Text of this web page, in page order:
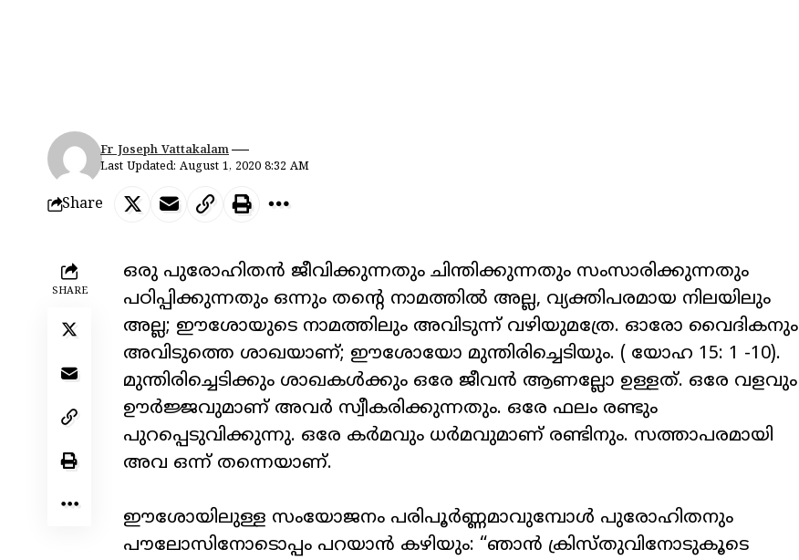
Last Updated: August 1, 2020 8:32 AM
Fr Joseph Vattakalam
Share
SHARE
ഒരു പുരോഹിതൻ ജീവിക്കുന്നതും ചിന്തിക്കുന്നതും സംസാരിക്കുന്നതും
പഠിപ്പിക്കുന്നതും ഒന്നും തന്റെ നാമത്തിൽ അല്ല, വ്യക്തിപരമായ നിലയിലും
അല്ല; ഈശോയുടെ നാമത്തിലും അവിടുന്ന് വഴിയുമത്രേ. ഓരോ വൈദികനും
അവിടുത്തെ ശാഖയാണ്; ഈശോയോ മുന്തിരിച്ചെടിയും. ( യോഹ 15: 1 -10).
മുന്തിരിച്ചെടിക്കും ശാഖകൾക്കും ഒരേ ജീവൻ ആണല്ലോ ഉള്ളത്. ഒരേ വളവും
ഊർജ്ജവുമാണ് അവർ സ്വീകരിക്കുന്നതും. ഒരേ ഫലം രണ്ടും
പുറപ്പെടുവിക്കുന്നു. ഒരേ കർമവും ധർമവുമാണ് രണ്ടിനും. സത്താപരമായി
അവ ഒന്ന് തന്നെയാണ്.
ഈശോയിലുള്ള സംയോജനം പരിപൂർണ്ണമാവുമ്പോൾ പുരോഹിതനും
പൗലോസിനോടൊപ്പം പറയാൻ കഴിയും: “ഞാൻ ക്രിസ്തുവിനോടുകൂടെ